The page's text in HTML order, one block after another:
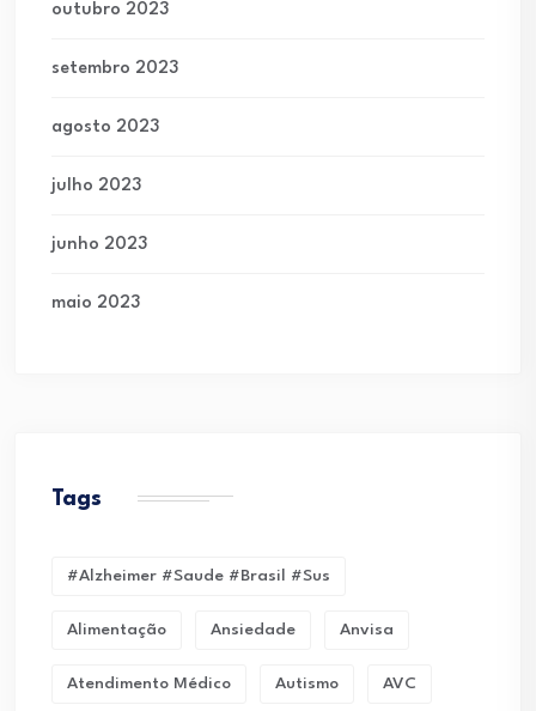
outubro 2023
setembro 2023
agosto 2023
julho 2023
junho 2023
maio 2023
Tags
#alzheimer #saude #brasil #sus
Alimentação Ansiedade Anvisa
Atendimento Médico Autismo AVC